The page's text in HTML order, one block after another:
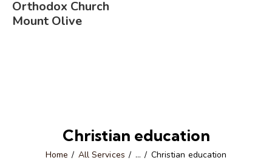
Christian education
Home All Services ... Christian education